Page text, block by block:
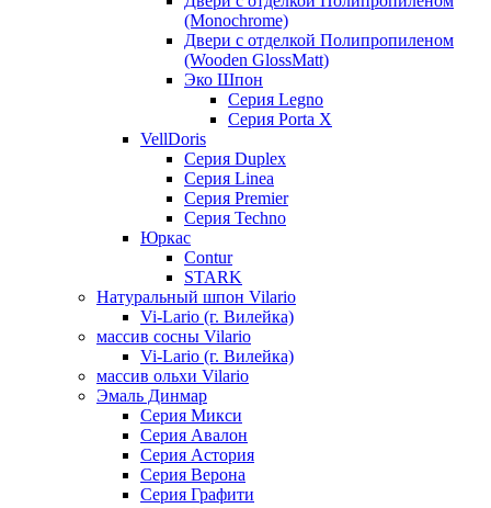
(Monochrome)
Двери с отделкой Полипропиленом
(Wooden GlossMatt)
Эко Шпон
Серия Legno
Серия Porta X
VellDoris
Серия Duplex
Серия Linea
Серия Premier
Серия Techno
Юркас
Contur
STARK
Натуральный шпон Vilario
Vi-Lario (г. Вилейка)
массив сосны Vilario
Vi-Lario (г. Вилейка)
массив ольхи Vilario
Эмаль Динмар
Серия Микси
Серия Авалон
Серия Астория
Серия Верона
Серия Графити